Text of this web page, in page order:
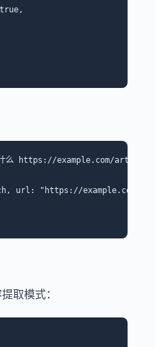
什么 https://example.com/article
url: "https://example.com/
取模式：